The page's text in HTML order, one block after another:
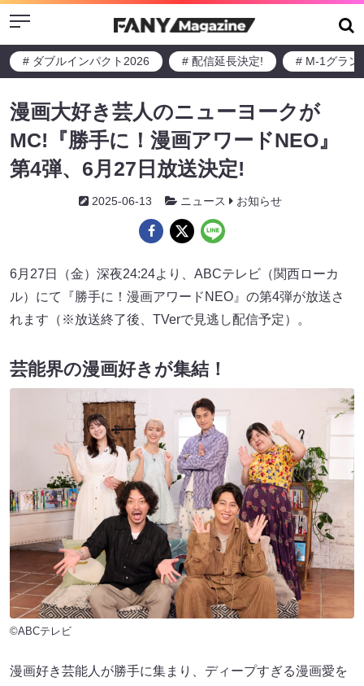
Menu
# ダブルインパクト2026 # 配信延長決定! # M-1グラン
漫画大好き芸人のニューヨークが
MC!『勝手に！漫画アワードNEO』
第4弾、6月27日放送決定!
2025-06-13 ニュース お知らせ
6月27日（金）深夜24:24より、ABCテレビ（関西ローカ
ル）にて『勝手に！漫画アワードNEO』の第4弾が放送さ
れます（※放送終了後、TVerで見逃し配信予定）。
芸能界の漫画好きが集結！
©ABCテレビ
漫画好き芸能人が勝手に集まり、ディープすぎる漫画愛を